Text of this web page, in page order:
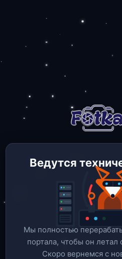
Ведутся
Мы полностью
портала, чтобы он
Скоро вернемся c